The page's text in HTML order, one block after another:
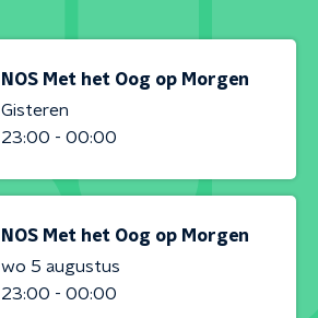
NOS Met het Oog op Morgen
Gisteren
23:00 - 00:00
NOS Met het Oog op Morgen
wo 5 augustus
23:00 - 00:00